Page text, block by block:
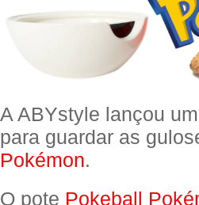
A ABYstyle lançou
para guardar as
Pokémon.
O pote Pokeball